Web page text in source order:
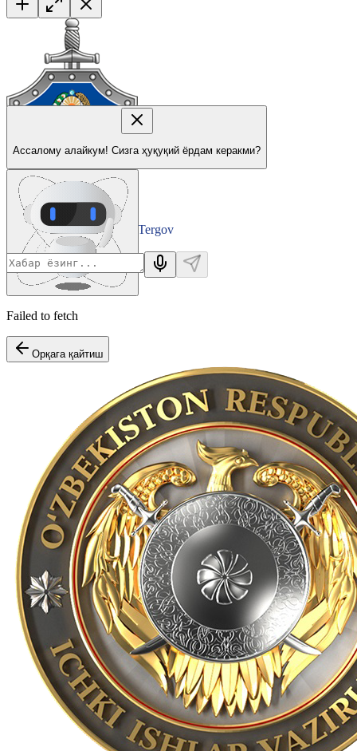
Tergov
Departamenti
Ассалому алайкум! Сизга ҳуқуқий ёрдам керакми?
Failed to fetch
Орқага қайтиш